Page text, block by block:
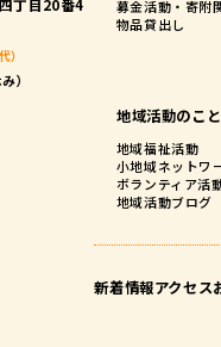
丁目20番4
）
）
募金活動・寄附
物品貸出し
地域活動のこと
地域福祉活動
小地域ネットワ
ボランティア活
地域活動ブログ
新着情報アクセス